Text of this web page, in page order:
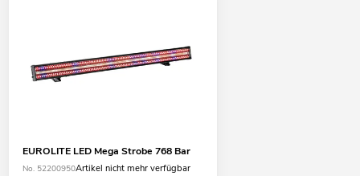
EUROLITE LED Mega Strobe 768 Bar
No. 52200950Artikel nicht mehr verfügbar